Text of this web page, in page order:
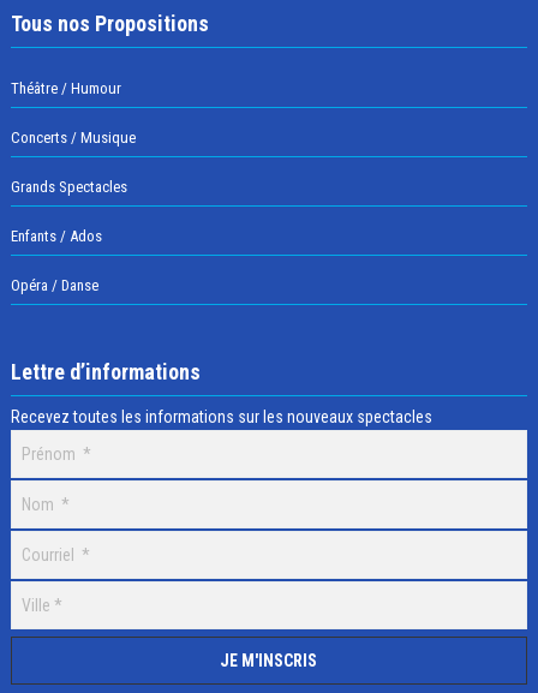
Tous nos Propositions
Théâtre / Humour
Concerts / Musique
Grands Spectacles
Enfants / Ados
Opéra / Danse
Lettre d’informations
Recevez toutes les informations sur les nouveaux spectacles